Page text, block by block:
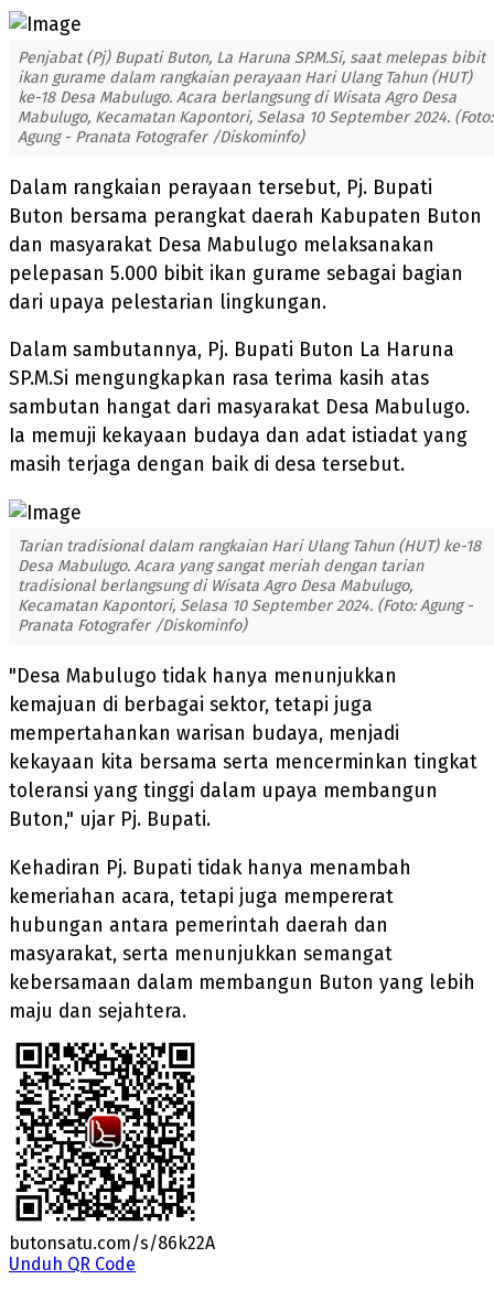
Penjabat (Pj) Bupati Buton, La Haruna SP.M.Si, saat melepas bibit
ikan gurame dalam rangkaian perayaan Hari Ulang Tahun (HUT)
ke-18 Desa Mabulugo. Acara berlangsung di Wisata Agro Desa
Mabulugo, Kecamatan Kapontori, Selasa 10 September 2024. (Foto:
Agung - Pranata Fotografer /Diskominfo)
Dalam rangkaian perayaan tersebut, Pj. Bupati
Buton bersama perangkat daerah Kabupaten Buton
dan masyarakat Desa Mabulugo melaksanakan
pelepasan 5.000 bibit ikan gurame sebagai bagian
dari upaya pelestarian lingkungan.
Dalam sambutannya, Pj. Bupati Buton La Haruna
SP.M.Si mengungkapkan rasa terima kasih atas
sambutan hangat dari masyarakat Desa Mabulugo.
Ia memuji kekayaan budaya dan adat istiadat yang
masih terjaga dengan baik di desa tersebut.
Tarian tradisional dalam rangkaian Hari Ulang Tahun (HUT) ke-18
Desa Mabulugo. Acara yang sangat meriah dengan tarian
tradisional berlangsung di Wisata Agro Desa Mabulugo,
Kecamatan Kapontori, Selasa 10 September 2024. (Foto: Agung -
Pranata Fotografer /Diskominfo)
"Desa Mabulugo tidak hanya menunjukkan
kemajuan di berbagai sektor, tetapi juga
mempertahankan warisan budaya, menjadi
kekayaan kita bersama serta mencerminkan tingkat
toleransi yang tinggi dalam upaya membangun
Buton," ujar Pj. Bupati.
Kehadiran Pj. Bupati tidak hanya menambah
kemeriahan acara, tetapi juga mempererat
hubungan antara pemerintah daerah dan
masyarakat, serta menunjukkan semangat
kebersamaan dalam membangun Buton yang lebih
maju dan sejahtera.
butonsatu.com/s/86k22A
Unduh QR Code